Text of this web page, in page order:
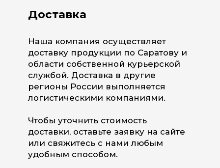
Доставка
Наша компания осуществляет
доставку продукции по Саратову и
области собственной курьерской
службой. Доставка в другие
регионы России выполняется
логистическими компаниями.
Чтобы уточнить стоимость
доставки, оставьте заявку на сайте
или свяжитесь с нами любым
удобным способом.